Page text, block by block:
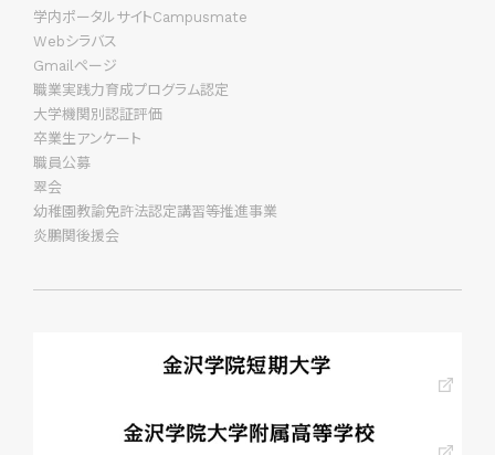
学内ポータルサイトCampusmate
Webシラバス
Gmailページ
職業実践力育成プログラム認定
大学機関別認証評価
卒業生アンケート
職員公募
翠会
幼稚園教諭免許法認定講習等推進事業
炎鵬関後援会